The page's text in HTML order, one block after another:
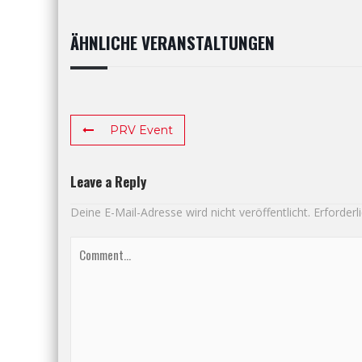
ÄHNLICHE VERANSTALTUNGEN
PRV Event
Leave a Reply
Deine E-Mail-Adresse wird nicht veröffentlicht.